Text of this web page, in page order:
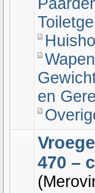
en
470 –